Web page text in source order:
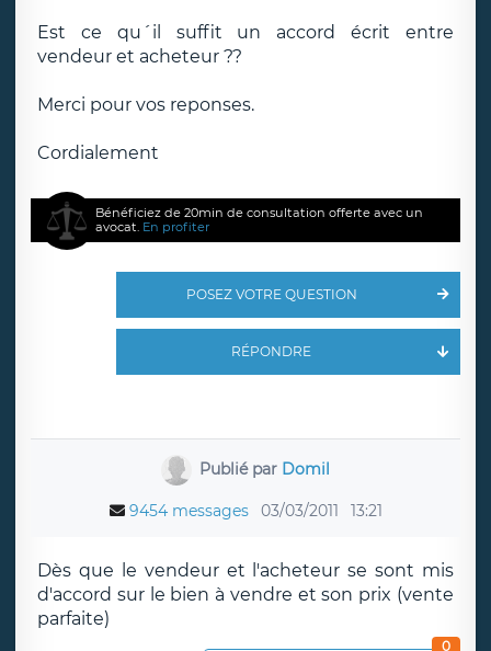
Est ce qu´il suffit un accord écrit entre
vendeur et acheteur ??
Merci pour vos reponses.
Cordialement
Bénéficiez de 20min de consultation offerte avec un
avocat. En profiter
POSEZ VOTRE QUESTION
RÉPONDRE
Publié par Domil
9454 messages 03/03/2011 13:21
Dès que le vendeur et l'acheteur se sont mis
d'accord sur le bien à vendre et son prix (vente
parfaite)
0